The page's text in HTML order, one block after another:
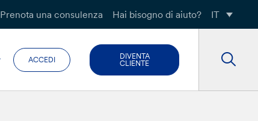
Prenota una consulenza Hai bisogno di aiuto? IT
ACCEDI
DIVENTA
CLIENTE